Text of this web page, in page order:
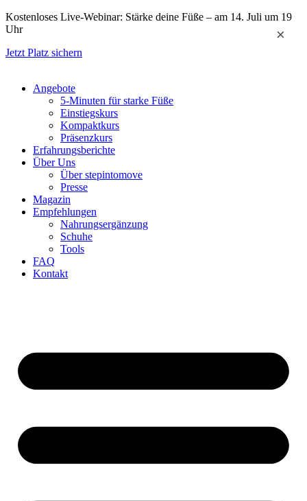
Zum
Inhalt
Kostenloses Live-Webinar: Stärke deine Füße – am 14. Juli um 19
Uhr
Jetzt Platz sichern
×
Angebote
5-Minuten für starke Füße
Einstiegskurs
Kompaktkurs
Präsenzkurs
Erfahrungsberichte
Über Uns
Über stepintomove
Presse
Magazin
Empfehlungen
Nahrungsergänzung
Schuhe
Tools
FAQ
Kontakt